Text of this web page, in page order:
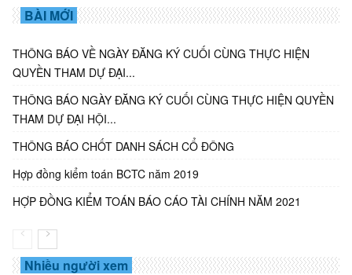
BÀI MỚI
THÔNG BÁO VỀ NGÀY ĐĂNG KÝ CUỐI CÙNG THỰC HIỆN
QUYỀN THAM DỰ ĐẠI...
THÔNG BÁO NGÀY ĐĂNG KÝ CUỐI CÙNG THỰC HIỆN QUYỀN
THAM DỰ ĐẠI HỘI...
THÔNG BÁO CHỐT DANH SÁCH CỔ ĐÔNG
Hợp đồng kiểm toán BCTC năm 2019
HỢP ĐỒNG KIỂM TOÁN BÁO CÁO TÀI CHÍNH NĂM 2021
Nhiều người xem